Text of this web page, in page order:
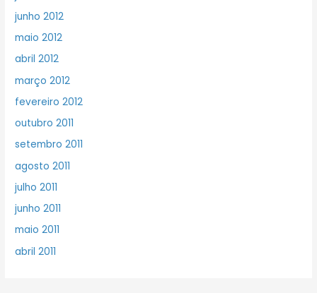
junho 2012
maio 2012
abril 2012
março 2012
fevereiro 2012
outubro 2011
setembro 2011
agosto 2011
julho 2011
junho 2011
maio 2011
abril 2011